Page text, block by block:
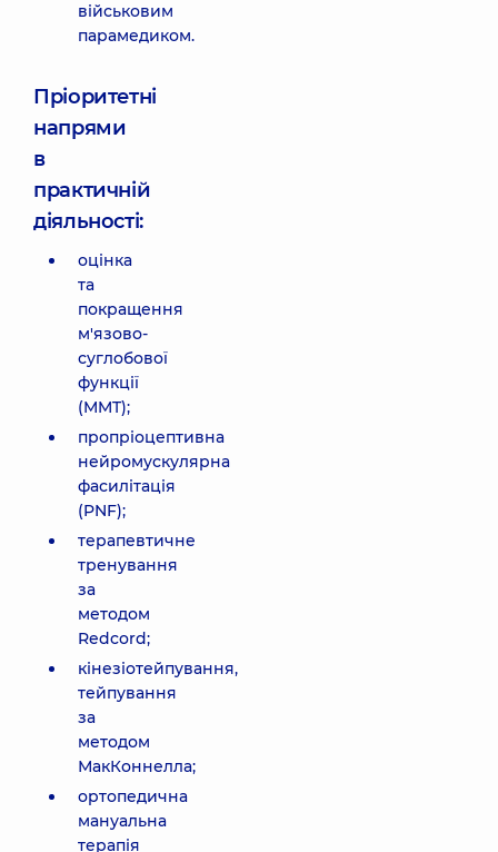
військовим
парамедиком.
Пріоритетні
напрями
в
практичній
діяльності:
оцінка
та
покращення
м'язово-
суглобової
функції
(MMT);
пропріоцептивна
нейромускулярна
фасилітація
(PNF);
терапевтичне
тренування
за
методом
Redcord;
кінезіотейпування,
тейпування
за
методом
МакКоннелла;
ортопедична
мануальна
терапія